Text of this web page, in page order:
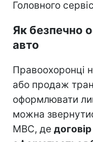
Головного
Як безпечно
авто
Правоохоронці
або продаж
оформлювати
можна
МВС, де